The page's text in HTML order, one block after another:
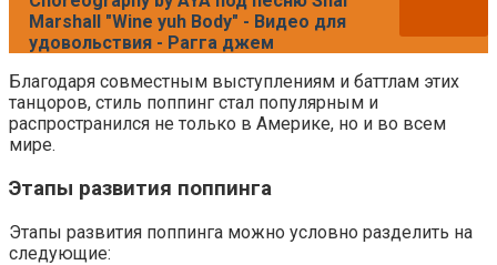
Marshall "Wine yuh Body" - Видео для
удовольствия - Рагга джем
Благодаря совместным выступлениям и баттлам этих
танцоров, стиль поппинг стал популярным и
распространился не только в Америке, но и во всем
мире.
Этапы развития поппинга
Этапы развития поппинга можно условно разделить на
следующие: